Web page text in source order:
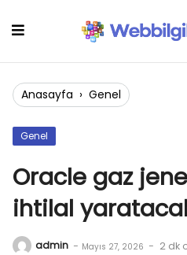
Anasayfa › Genel
Genel
Oracle gaz
ihtilal
admin - Mayıs 27, 2026 - 2 dk